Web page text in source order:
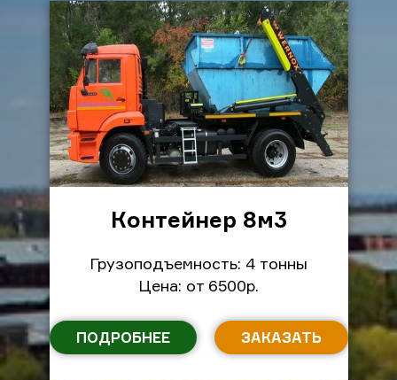
Контейнер 8м3
Грузоподъемность: 4 тонны
Цена: от 6500р.
ПОДРОБНЕЕ ЗАКАЗАТЬ